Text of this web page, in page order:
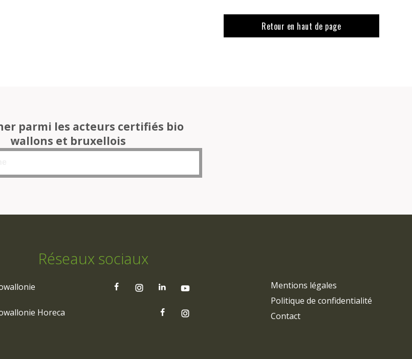
Retour en haut de page
parmi les acteurs certifiés bio
wallons et bruxellois
Réseaux sociaux
Horeca
Mentions légales
Politique de confidentialité
Contact